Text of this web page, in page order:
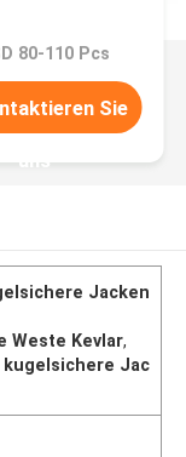
80-110 Pcs
Sie
uns
Jacken
Weste Kevlar,
Jac